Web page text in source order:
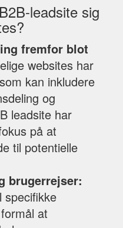
leadsite sig
fremfor blot
websites har
kan inkludere
og
leadsite har
på at
til potentielle
brugerrejser:
specifikke
at